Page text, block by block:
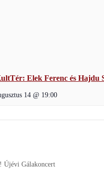
Elek Ferenc és Hajdu
14 @ 19:00
Gálakoncert